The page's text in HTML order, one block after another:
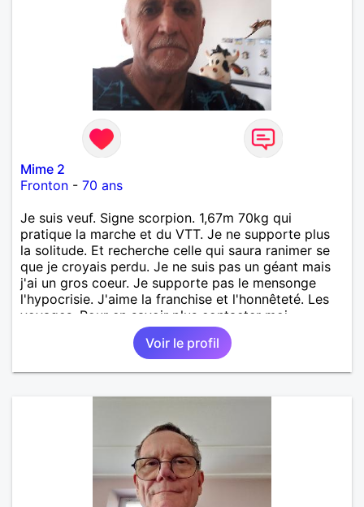
Mime 2
Fronton - 70 ans
Je suis veuf. Signe scorpion. 1,67m 70kg qui
pratique la marche et du VTT. Je ne supporte plus
la solitude. Et recherche celle qui saura ranimer se
que je croyais perdu. Je ne suis pas un géant mais
j'ai un gros coeur. Je supporte pas le mensonge
l'hypocrisie. J'aime la franchise et l'honnêteté. Les
voyages. Pour en savoir plus contacter moi.
Voir le profil